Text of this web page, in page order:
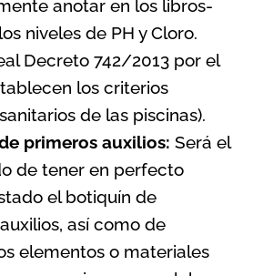
anotar en los libros-
niveles de PH y Cloro.
Decreto 742/2013 por el
los criterios
de las piscinas).
primeros auxilios: Será el
de tener en perfecto
el botiquín de
así como de
elementos o materiales